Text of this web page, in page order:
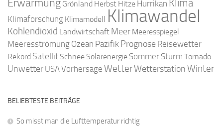
Erwärmung Grönland Herbst Hitze Hurrikan Klima
Klimaforschung Klimamodell Klimawandel
Kohlendioxid Landwirtschaft Meer Meeresspiegel
Meeresströmung Ozean Pazifik Prognose Reisewetter
Rekord Satellit Schnee Solarenergie Sommer Sturm Tornado
Unwetter USAVorhersage WetterWetterstationWinter
BELIEBTESTE BEITRÄGE
So misst man die Lufttemperatur richtig